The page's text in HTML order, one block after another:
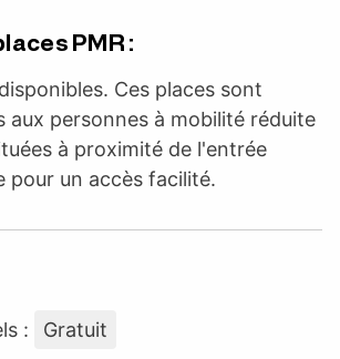
PMR :
Ces places sont
aux personnes à mobilité réduite
à proximité de l'entrée
pour un accès facilité.
: Gratuit